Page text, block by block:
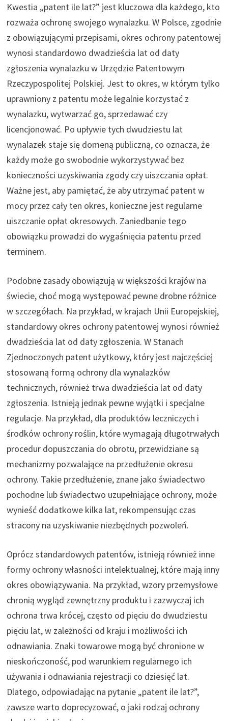
Kwestia „patent ile lat?” jest kluczowa dla każdego, kto
rozważa ochronę swojego wynalazku. W Polsce, zgodnie
z obowiązującymi przepisami, okres ochrony patentowej
wynosi standardowo dwadzieścia lat od daty
zgłoszenia wynalazku w Urzędzie Patentowym
Rzeczypospolitej Polskiej. Jest to okres, w którym tylko
uprawniony z patentu może legalnie korzystać z
wynalazku, wytwarzać go, sprzedawać czy
licencjonować. Po upływie tych dwudziestu lat
wynalazek staje się domeną publiczną, co oznacza, że
każdy może go swobodnie wykorzystywać bez
konieczności uzyskiwania zgody czy uiszczania opłat.
Ważne jest, aby pamiętać, że aby utrzymać patent w
mocy przez cały ten okres, konieczne jest regularne
uiszczanie opłat okresowych. Zaniedbanie tego
obowiązku prowadzi do wygaśnięcia patentu przed
terminem.
Podobne zasady obowiązują w większości krajów na
świecie, choć mogą występować pewne drobne różnice
w szczegółach. Na przykład, w krajach Unii Europejskiej,
standardowy okres ochrony patentowej wynosi również
dwadzieścia lat od daty zgłoszenia. W Stanach
Zjednoczonych patent użytkowy, który jest najczęściej
stosowaną formą ochrony dla wynalazków
technicznych, również trwa dwadzieścia lat od daty
zgłoszenia. Istnieją jednak pewne wyjątki i specjalne
regulacje. Na przykład, dla produktów leczniczych i
środków ochrony roślin, które wymagają długotrwałych
procedur dopuszczania do obrotu, przewidziane są
mechanizmy pozwalające na przedłużenie okresu
ochrony. Takie przedłużenie, znane jako świadectwo
pochodne lub świadectwo uzupełniające ochrony, może
wynieść dodatkowe kilka lat, rekompensując czas
stracony na uzyskiwanie niezbędnych pozwoleń.
Oprócz standardowych patentów, istnieją również inne
formy ochrony własności intelektualnej, które mają inny
okres obowiązywania. Na przykład, wzory przemysłowe
chronią wygląd zewnętrzny produktu i zazwyczaj ich
ochrona trwa krócej, często od pięciu do dwudziestu
pięciu lat, w zależności od kraju i możliwości ich
odnawiania. Znaki towarowe mogą być chronione w
nieskończoność, pod warunkiem regularnego ich
używania i odnawiania rejestracji co dziesięć lat.
Dlatego, odpowiadając na pytanie „patent ile lat?”,
zawsze warto doprecyzować, o jaki rodzaj ochrony